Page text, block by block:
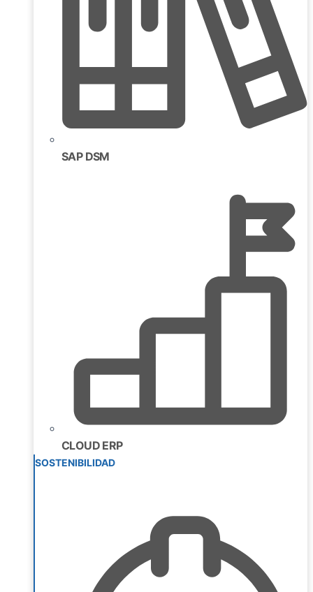
SAP DSM
CLOUD ERP
SOSTENIBILIDAD